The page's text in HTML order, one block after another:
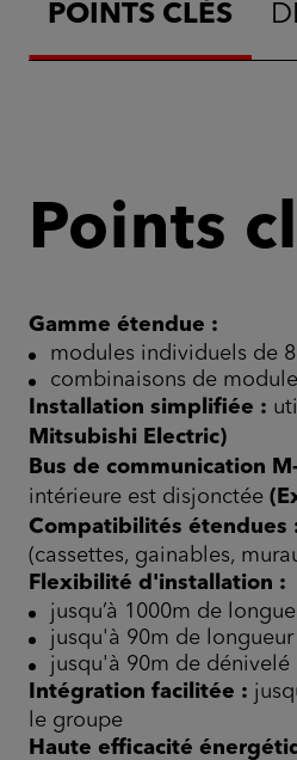
POINTS CLÉS
Points
Gamme étendue :
modules individuels de
combinaisons de
Installation simplifiée :
Mitsubishi Electric)
Bus de communication
intérieure est disjonctée
Compatibilités étendues
(cassettes, gainables,
Flexibilité d'installation :
jusqu’à 1000m de
jusqu'à 90m de longueur
jusqu'à 90m de
Intégration facilitée :
le groupe
Haute efficacité